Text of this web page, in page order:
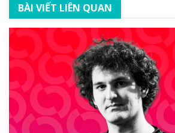
BÀI VIẾT LIÊN QUAN